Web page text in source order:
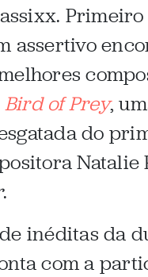
Primeiro
assertivo
Bird of Prey,
do
Natalie
.
inéditas da
com a